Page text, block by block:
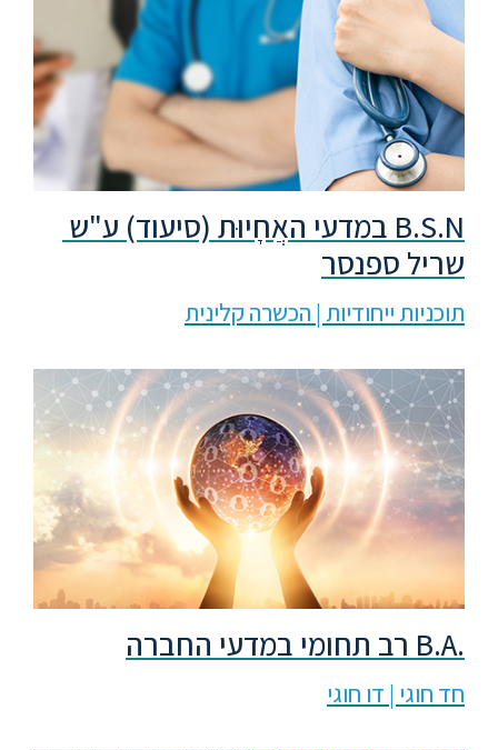
שריל ספנסר
תוכניות ייחודיות | הכשרה קלינית
.B.A רב תחומי במדעי החברה
חד חוגי | דו חוגי